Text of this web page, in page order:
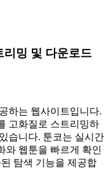
리밍 및 다운로드
하는 웹사이트입니다.
고화질로 스트리밍하
습니다. 툰코는 실시간
와 웹툰을 빠르게 확인
탐색 기능을 제공합